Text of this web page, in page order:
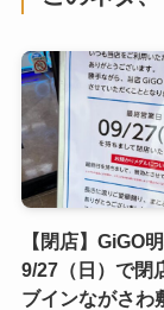
【閉店】GiGO
9/27（日）で閉
ブインながさわ